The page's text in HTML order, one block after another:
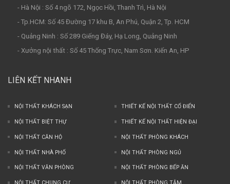
- Hà Nội : Số 4 ngõ 172, Ngọc Hồi, Thanh Trì, Hà Nội
- Tp.HCM: Số 45 Đường 17 khu B, An Phú, Quận 2, Tp. HCM
- Quảng Ninh : Số 289 Giếng Đáy, Hạ Long, Quảng Ninh
- Xưởng nội thất : Số 45 Thống Trực, Nam Sơn. Kiến An, HP
LIÊN KẾT NHANH
NỘI THẤT KHÁCH SẠN THIẾT KẾ NỘI THẤT CỔ ĐIỂN
NỘI THẤT BIỆT THỰ THIẾT KẾ NỘI THẤT HIỆN ĐẠI
NỘI THẤT CĂN HỘ NỘI THẤT PHÒNG KHÁCH
NỘI THẤT NHÀ PHỐ NỘI THẤT PHÒNG NGỦ
NỘI THẤT VĂN PHÒNG NỘI THẤT PHÒNG BẾP ĂN